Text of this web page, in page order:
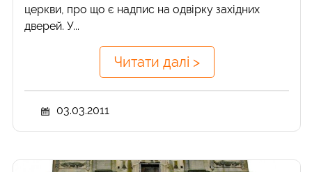
церкви, про що є надпис на одвірку західних
дверей. У...
Читати далі >
03.03.2011